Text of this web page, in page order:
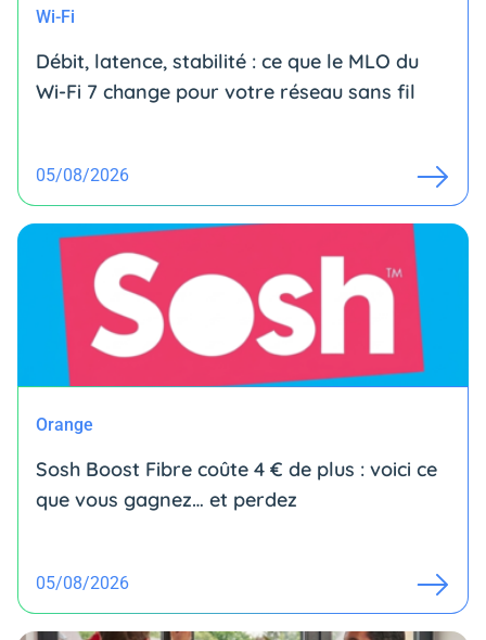
Wi-Fi
Débit, latence, stabilité : ce que le MLO du
Wi-Fi 7 change pour votre réseau sans fil
05/08/2026
Orange
Sosh Boost Fibre coûte 4 € de plus : voici ce
que vous gagnez… et perdez
05/08/2026